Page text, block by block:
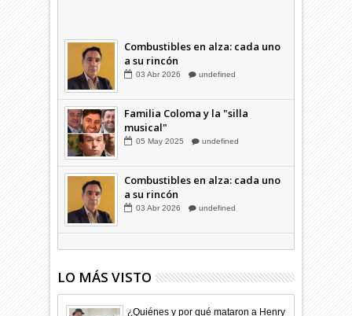
Combustibles en alza: cada uno
a su rincón
Familia Coloma y la "silla
musical"
Combustibles en alza: cada uno
a su rincón
LO MÁS VISTO
¿Quiénes y por qué mataron a Henry